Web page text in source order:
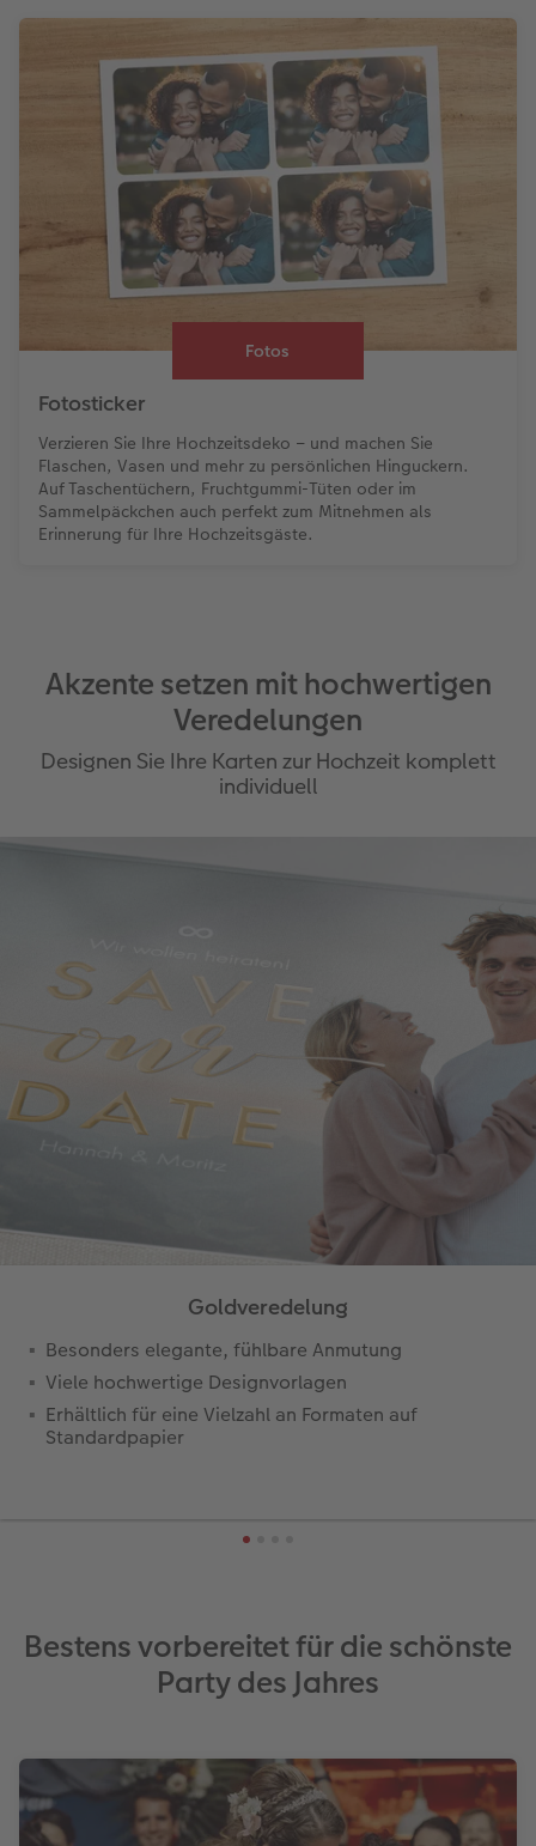
Fotos
Fotosticker
Verzieren Sie Ihre Hochzeitsdeko – und machen Sie
Flaschen, Vasen und mehr zu persönlichen Hinguckern.
Auf Taschentüchern, Fruchtgummi-Tüten oder im
Sammelpäckchen auch perfekt zum Mitnehmen als
Erinnerung für Ihre Hochzeitsgäste.
Akzente setzen mit hochwertigen
Veredelungen
Designen Sie Ihre Karten zur Hochzeit komplett
individuell
Goldveredelung
Besonders elegante, fühlbare Anmutung
Viele hochwertige Designvorlagen
Erhältlich für eine Vielzahl an Formaten auf
Standardpapier
Bestens vorbereitet für die schönste
Party des Jahres